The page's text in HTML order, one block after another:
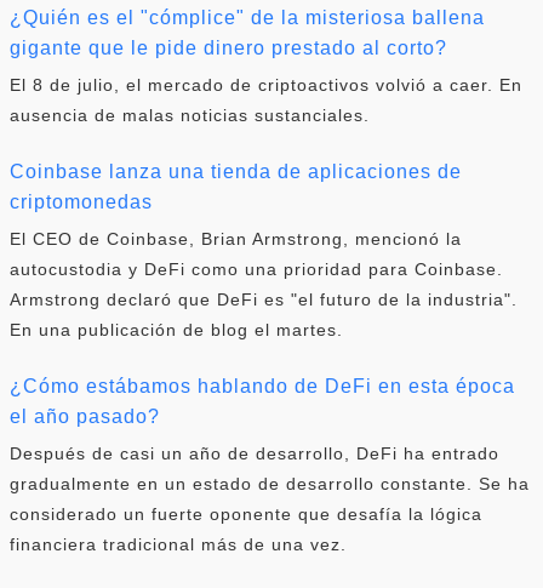
¿Quién es el "cómplice" de la misteriosa ballena
gigante que le pide dinero prestado al corto?
El 8 de julio, el mercado de criptoactivos volvió a caer. En
ausencia de malas noticias sustanciales.
Coinbase lanza una tienda de aplicaciones de
criptomonedas
El CEO de Coinbase, Brian Armstrong, mencionó la
autocustodia y DeFi como una prioridad para Coinbase.
Armstrong declaró que DeFi es "el futuro de la industria".
En una publicación de blog el martes.
¿Cómo estábamos hablando de DeFi en esta época
el año pasado?
Después de casi un año de desarrollo, DeFi ha entrado
gradualmente en un estado de desarrollo constante. Se ha
considerado un fuerte oponente que desafía la lógica
financiera tradicional más de una vez.